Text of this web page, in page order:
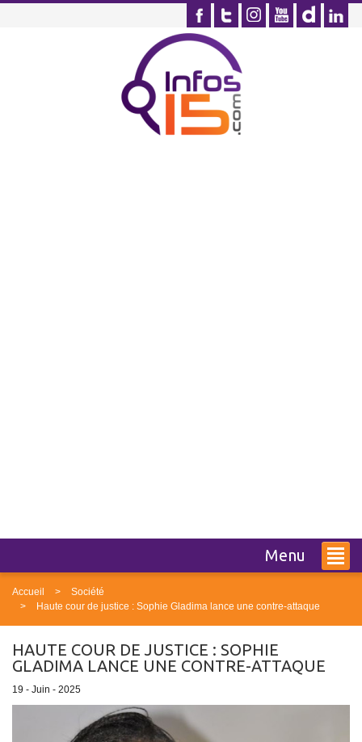
Menu
Accueil
Société
Haute cour de justice : Sophie Gladima lance une contre-attaque
HAUTE COUR DE JUSTICE : SOPHIE
GLADIMA LANCE UNE CONTRE-ATTAQUE
19 - Juin - 2025